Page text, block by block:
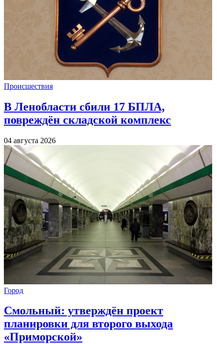
Происшествия
В Ленобласти сбили 17 БПЛА,
повреждён складской комплекс
04 августа 2026
Город
Смольный: утверждён проект
планировки для второго выхода
«Приморской»